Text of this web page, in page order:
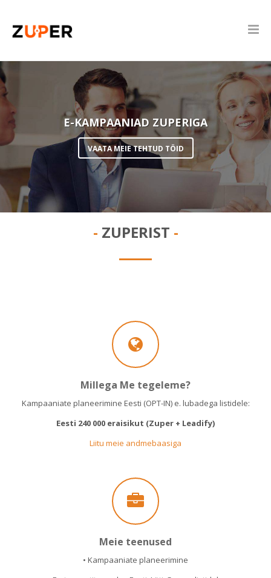
E-KAMPAANIAD ZUPERIGA
VAATA MEIE TEHTUD TÖID
ZUPERIST
Millega Me tegeleme?
Kampaaniate planeerimine Eesti (OPT-IN) e. lubadega listidele:
Eesti 240 000 eraisikut (Zuper + Leadify)
Liitu meie andmebaasiga
Meie teenused
• Kampaaniate planeerimine